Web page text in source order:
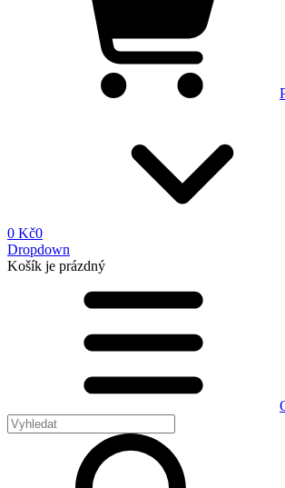
0 Kč0
Dropdown
Košík je prázdný